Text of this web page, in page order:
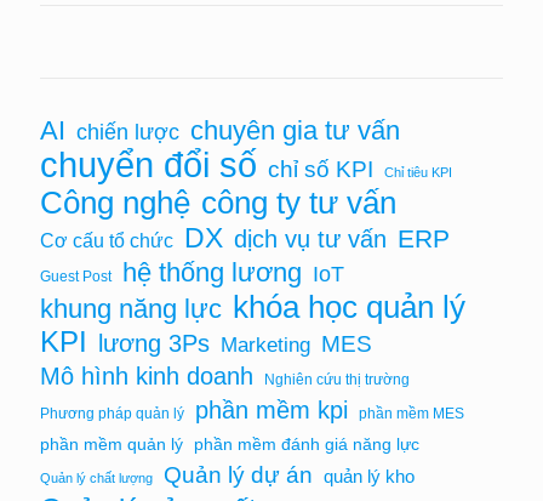
AI chiến lược chuyên gia tư vấn
chuyển đổi số chỉ số KPI Chỉ tiêu KPI
Công nghệ công ty tư vấn
Cơ cấu tổ chức DX dịch vụ tư vấn ERP
Guest Post hệ thống lương IoT
khung năng lực khóa học quản lý
KPI lương 3Ps Marketing MES
Mô hình kinh doanh
Nghiên cứu thị trường
Phương pháp quản lý
phần mềm kpi phần mềm MES
phần mềm quản lý phần mềm đánh giá năng lực
Quản lý chất lượng Quản lý dự án quản lý kho